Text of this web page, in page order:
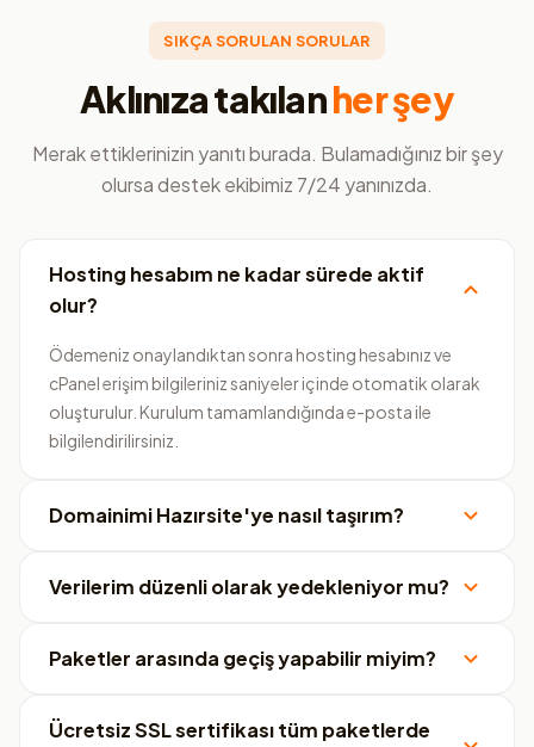
SIKÇA SORULAN SORULAR
Aklınıza takılanher şey
Merak ettiklerinizin yanıtı burada. Bulamadığınız bir şey
olursa destek ekibimiz 7/24 yanınızda.
Hosting hesabım ne kadar sürede aktif
olur?
Ödemeniz onaylandıktan sonra hosting hesabınız ve
cPanel erişim bilgileriniz saniyeler içinde otomatik olarak
oluşturulur. Kurulum tamamlandığında e-posta ile
bilgilendirilirsiniz.
Domainimi Hazırsite'ye nasıl taşırım?
Verilerim düzenli olarak yedekleniyor mu?
Paketler arasında geçiş yapabilir miyim?
Ücretsiz SSL sertifikası tüm paketlerde